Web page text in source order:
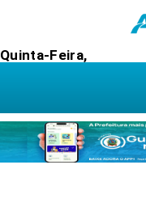
Quinta-Feira,